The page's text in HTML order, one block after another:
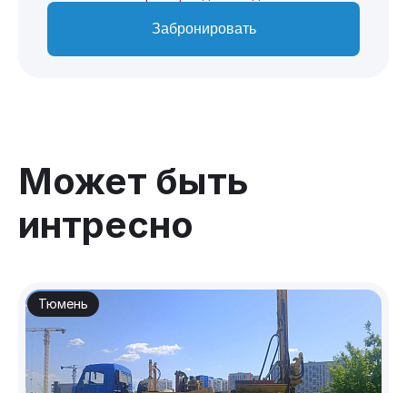
Забронировать
Может быть
интресно
Тюмень